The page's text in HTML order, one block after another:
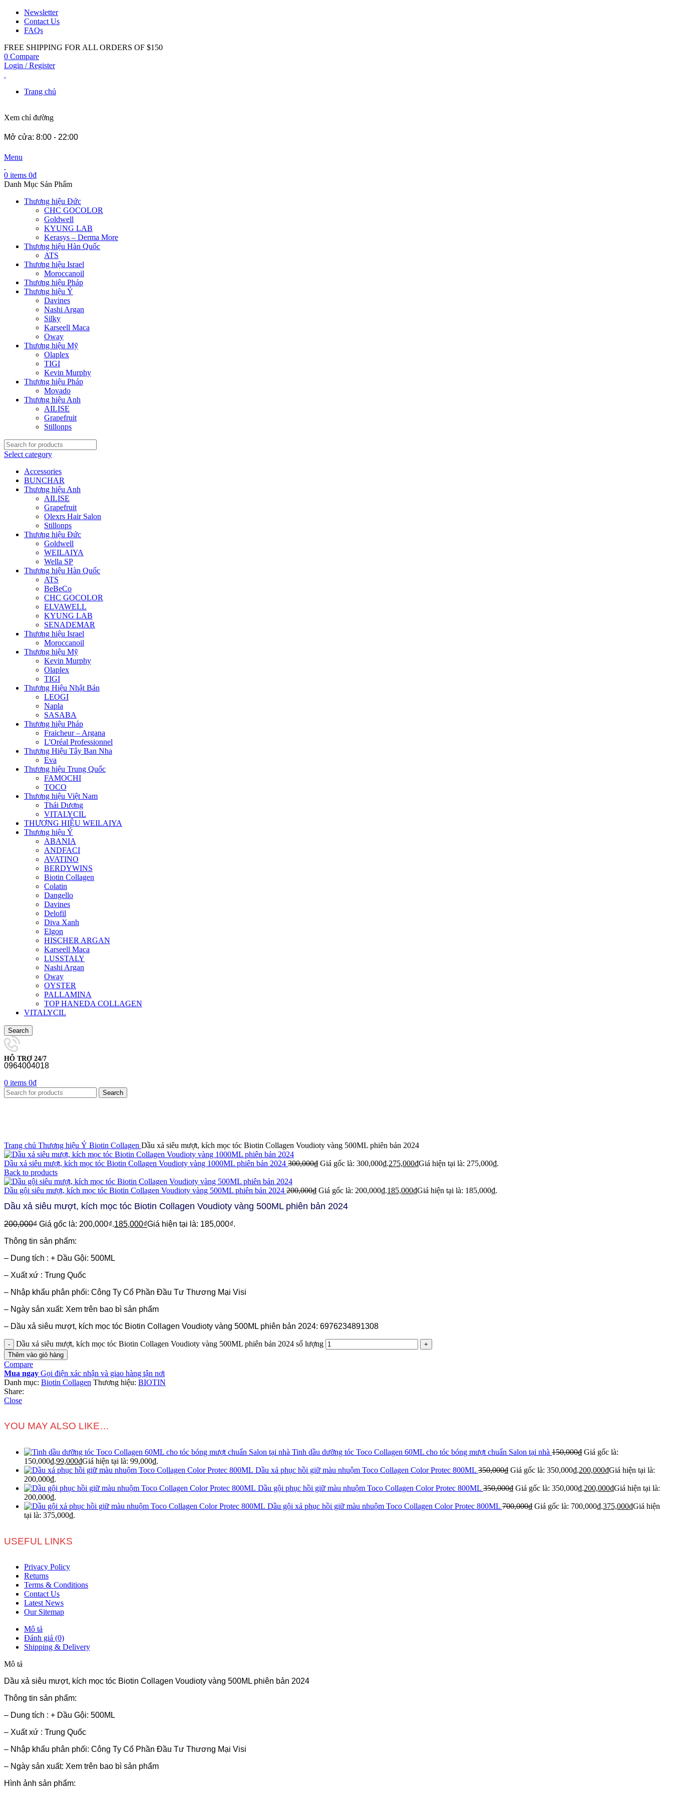
Newsletter
Contact Us
FAQs
FREE SHIPPING FOR ALL ORDERS OF $150
0 Compare
Login / Register
Trang chủ
Xem chỉ đường
Mở cửa: 8:00 - 22:00
Menu
0 items 0₫
Danh Mục Sản Phẩm
Thương hiệu Đức
CHC GOCOLOR
Goldwell
KYUNG LAB
Kerasys – Derma More
Thương hiệu Hàn Quốc
ATS
Thương hiệu Israel
Moroccanoil
Thương hiệu Pháp
Thương hiệu Ý
Davines
Nashi Argan
Silky
Karseell Maca
Oway
Thương hiệu Mỹ
Olaplex
TIGI
Kevin Murphy
Thương hiệu Pháp
Movado
Thương hiệu Anh
AILISE
Grapefruit
Stillonps
Select category
Accessories
BUNCHAR
Thương hiệu Anh
AILISE
Grapefruit
Olexrs Hair Salon
Stillonps
Thương hiệu Đức
Goldwell
WEILAIYA
Wella SP
Thương hiệu Hàn Quốc
ATS
BeBeCo
CHC GOCOLOR
ELVAWELL
KYUNG LAB
SENADEMAR
Thương hiệu Israel
Moroccanoil
Thương hiệu Mỹ
Kevin Murphy
Olaplex
TIGI
Thương Hiệu Nhật Bản
LEOGI
Napla
SASABA
Thương hiệu Pháp
Fraicheur – Argana
L'Oréal Professionnel
Thương Hiệu Tây Ban Nha
Eva
Thương hiệu Trung Quốc
FAMOCHI
TOCO
Thương hiệu Việt Nam
Thái Dương
VITALYCIL
THƯƠNG HIỆU WEILAIYA
Thương hiệu Ý
ABANIA
ANDFACI
AVATINO
BERDYWINS
Biotin Collagen
Colatin
Dangello
Davines
Delofil
Diva Xanh
Elgon
HISCHER ARGAN
Karseell Maca
LUSSTALY
Nashi Argan
Oway
OYSTER
PALLAMINA
TOP HANEDA COLLAGEN
VITALYCIL
Search
HỖ TRỢ 24/7
0964004018
0 items 0₫
Search
Trang chủ Thương hiệu Ý Biotin Collagen Dầu xả siêu mượt, kích mọc tóc Biotin Collagen Voudioty vàng 500ML phiên bản 2024
Dầu xả siêu mượt, kích mọc tóc Biotin Collagen Voudioty vàng 1000ML phiên bản 2024 300,000₫ Giá gốc là: 300,000₫.275,000₫Giá hiện tại là: 275,000₫.
Back to products
Dầu gội siêu mượt, kích mọc tóc Biotin Collagen Voudioty vàng 500ML phiên bản 2024 200,000₫ Giá gốc là: 200,000₫.185,000₫Giá hiện tại là: 185,000₫.
Dầu xả siêu mượt, kích mọc tóc Biotin Collagen Voudioty vàng 500ML phiên bản 2024
200,000₫ Giá gốc là: 200,000₫.185,000₫Giá hiện tại là: 185,000₫.
Thông tin sản phẩm:
– Dung tích : + Dầu Gội: 500ML
– Xuất xứ : Trung Quốc
– Nhập khẩu phân phối: Công Ty Cổ Phần Đầu Tư Thương Mại Visi
– Ngày sản xuất: Xem trên bao bì sản phẩm
– Dầu xả siêu mượt, kích mọc tóc Biotin Collagen Voudioty vàng 500ML phiên bản 2024: 6976234891308
Dầu xả siêu mượt, kích mọc tóc Biotin Collagen Voudioty vàng 500ML phiên bản 2024 số lượng
Thêm vào giỏ hàng
Compare
Mua ngay Gọi điện xác nhận và giao hàng tận nơi
Danh mục: Biotin Collagen Thương hiệu: BIOTIN
Share:
Close
YOU MAY ALSO LIKE…
Tinh dầu dưỡng tóc Toco Collagen 60ML cho tóc bóng mượt chuẩn Salon tại nhà 150,000₫ Giá gốc là:
150,000₫.99,000₫Giá hiện tại là: 99,000₫.
Dầu xả phục hồi giữ màu nhuộm Toco Collagen Color Protec 800ML 350,000₫ Giá gốc là: 350,000₫.200,000₫Giá hiện tại là:
200,000₫.
Dầu gội phục hồi giữ màu nhuộm Toco Collagen Color Protec 800ML 350,000₫ Giá gốc là: 350,000₫.200,000₫Giá hiện tại là:
200,000₫.
Dầu gội xả phục hồi giữ màu nhuộm Toco Collagen Color Protec 800ML 700,000₫ Giá gốc là: 700,000₫.375,000₫Giá hiện
tại là: 375,000₫.
USEFUL LINKS
Privacy Policy
Returns
Terms & Conditions
Contact Us
Latest News
Our Sitemap
Mô tả
Đánh giá (0)
Shipping & Delivery
Mô tả
Dầu xả siêu mượt, kích mọc tóc Biotin Collagen Voudioty vàng 500ML phiên bản 2024
Thông tin sản phẩm:
– Dung tích : + Dầu Gội: 500ML
– Xuất xứ : Trung Quốc
– Nhập khẩu phân phối: Công Ty Cổ Phần Đầu Tư Thương Mại Visi
– Ngày sản xuất: Xem trên bao bì sản phẩm
Hình ảnh sản phẩm: